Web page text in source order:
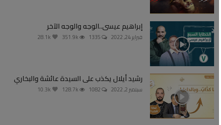
إبراهيم عيسى..الوجه والوجه الآخر
فبراير 24, 2022 1335
351.9k
28.1k
رشيد أيلال يكذب على السيدة عائشة والبخاري
سبتمبر 2, 2022 1082
128.7k
10.3k